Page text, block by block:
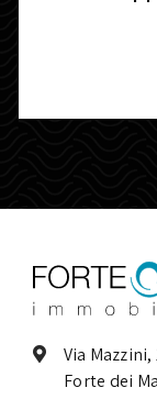
Via Mazzini,
Forte dei